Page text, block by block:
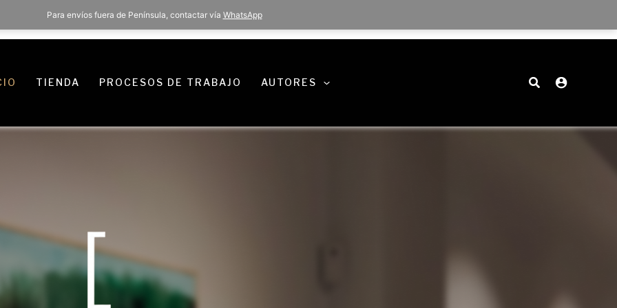
Para envíos fuera de Península, contactar vía WhatsApp
TIENDA PROCESOS DE TRABAJO AUTORES Buscar